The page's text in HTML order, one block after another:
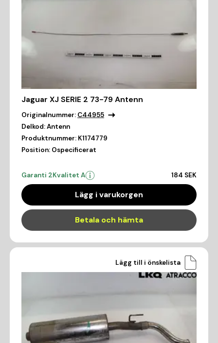
Jaguar XJ SERIE 2 73-79 Antenn
Originalnummer: C44955
Delkod:Antenn
Produktnummer: K1174779
Position: Ospecificerat
Garanti 2Kvalitet A 184 SEK
Lägg i varukorgen
Betala och hämta
Lägg till i önskelista